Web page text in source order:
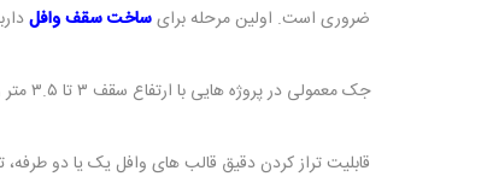
ضروری است. اولین مرحله برایساخت سقف وافل
جک معمولی در پروژه هایی با ارتفاع سقف ۳ تا ۳.۵ متر و در پروژه هایی با ارتفاع سقف بیشتر از داربست یا جک های بلند استفاده می شود.
قابلیت تراز کردن دقیق قالب های وافل یک یا دو